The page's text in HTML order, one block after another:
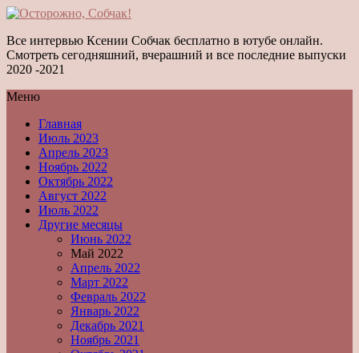
Все интервью Ксении Собчак бесплатно в ютубе онлайн.
Смотреть сегодняшний, вчерашний и все последние выпуски
2020 -2021
Меню
Главная
Июль 2023
Апрель 2023
Ноябрь 2022
Октябрь 2022
Август 2022
Июль 2022
Другие месяцы
Июнь 2022
Май 2022
Апрель 2022
Март 2022
Февраль 2022
Январь 2022
Декабрь 2021
Ноябрь 2021